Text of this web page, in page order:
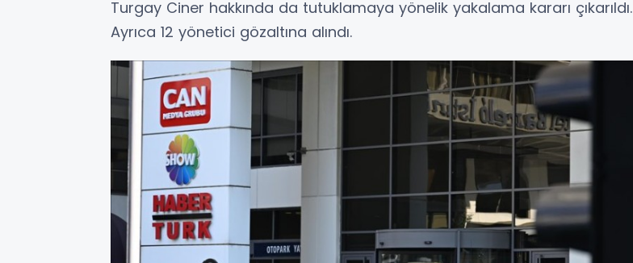
Turgay Ciner hakkında da tutuklamaya yönelik yakalama kararı çıkarıldı.
Ayrıca 12 yönetici gözaltına alındı.